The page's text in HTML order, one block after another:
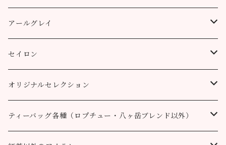
3個
10個
アルミ袋（リーフ）
100g
200g
ティーポット用ティーバッグ
50g
100g
ハッピーバレー茶園
50g
100g
キャッスルトン茶園
50g
100g
ロヒーニ茶園
50g
100g
リーフ
100g
200g
CTC
100g
200g
アールグレイ
アールグレイ
100g
200g
アールグレイ・オリジナルブレンド
100g
200g
セイロン
ウバ
100g
200g
ルフナ
オリジナルセレクション
八ヶ岳ブレンド
ティーバッグ各種（ロプチュー・八ヶ岳ブレンド以外）